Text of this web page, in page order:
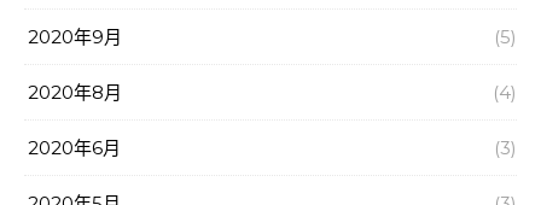
2020年9月 (5)
2020年8月 (4)
2020年6月 (3)